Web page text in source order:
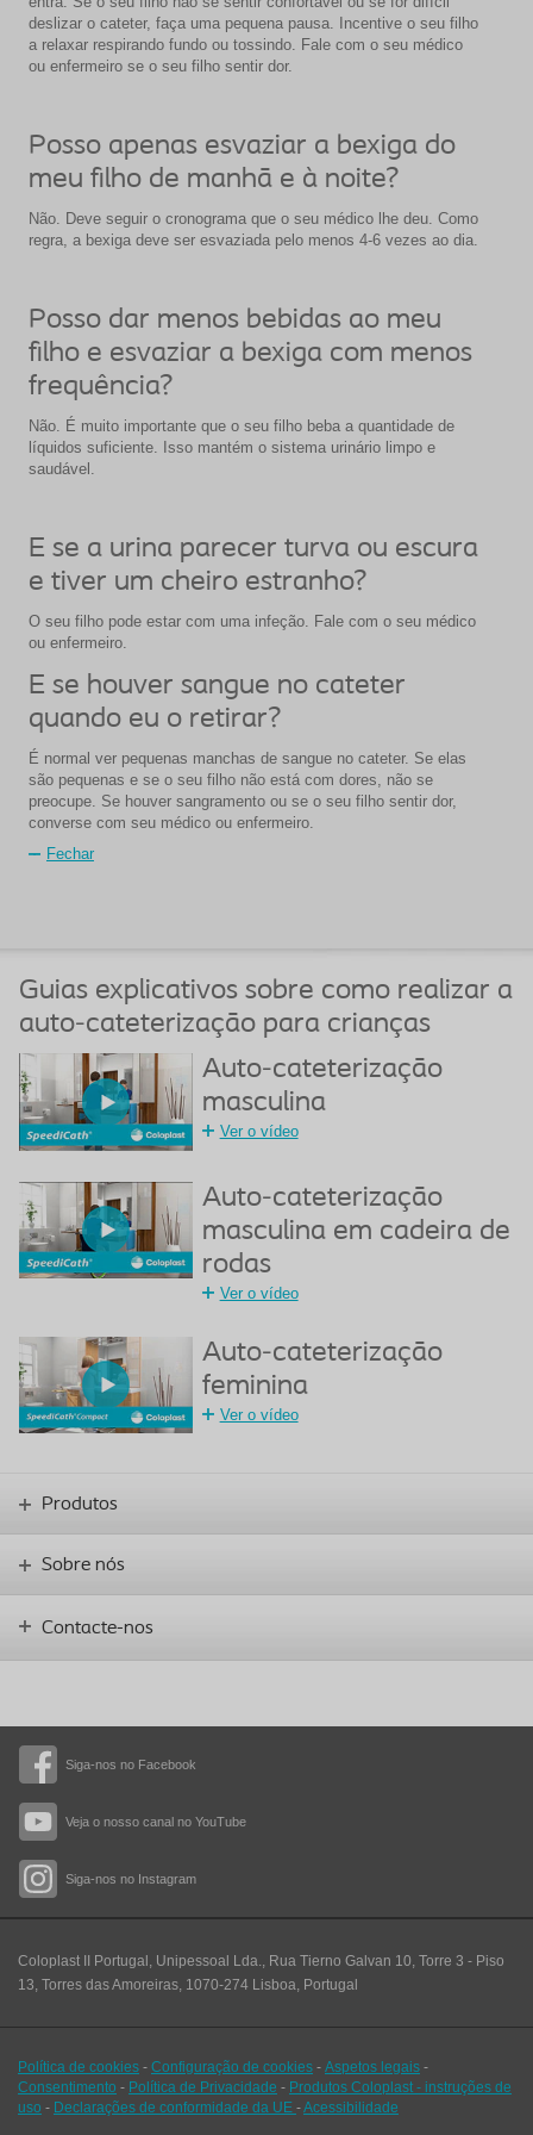
deslizar o cateter, faça uma pequena pausa. Incentive o seu filho
a relaxar respirando fundo ou tossindo. Fale com o seu médico
ou enfermeiro se o seu filho sentir dor.
Posso apenas esvaziar a bexiga do
meu filho de manhã e à noite?
Não. Deve seguir o cronograma que o seu médico lhe deu. Como
regra, a bexiga deve ser esvaziada pelo menos 4-6 vezes ao dia.
Posso dar menos bebidas ao meu
filho e esvaziar a bexiga com menos
frequência?
Não. É muito importante que o seu filho beba a quantidade de
líquidos suficiente. Isso mantém o sistema urinário limpo e
saudável.
E se a urina parecer turva ou escura
e tiver um cheiro estranho?
O seu filho pode estar com uma infeção. Fale com o seu médico
ou enfermeiro.
E se houver sangue no cateter
quando eu o retirar?
É normal ver pequenas manchas de sangue no cateter. Se elas
são pequenas e se o seu filho não está com dores, não se
preocupe. Se houver sangramento ou se o seu filho sentir dor,
converse com seu médico ou enfermeiro.
Fechar
Guias explicativos sobre como realizar a
auto-cateterização para crianças
Auto-cateterização
masculina
Ver o vídeo
Auto-cateterização
masculina em cadeira de
rodas
Ver o vídeo
Auto-cateterização
feminina
Ver o vídeo
Siga-nos no Facebook
Veja o nosso canal no YouTube
Siga-nos no Instagram
Produtos
Sobre nós
Contacte-nos
Coloplast II Portugal, Unipessoal Lda., Rua Tierno Galvan 10, Torre 3 - Piso
13, Torres das Amoreiras, 1070-274 Lisboa, Portugal
Política de cookies - Configuração de cookies - Aspetos legais -
Consentimento - Política de Privacidade - Produtos Coloplast - instruções de
uso - Declarações de conformidade da UE -Acessibilidade